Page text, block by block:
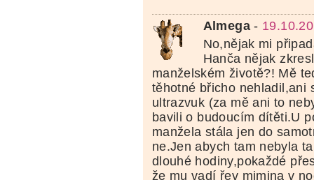
Almega-
No,nějak mi
Hanča nějak
manželském životě?! Mě
těhotné břicho nehladil,ani
ultrazvuk (za mě ani to
bavili o budoucím dítěti.U
manžela stála jen do
ne.Jen abych tam nebyla
dlouhé hodiny,pokaždé
že mu vadí řev mimina v